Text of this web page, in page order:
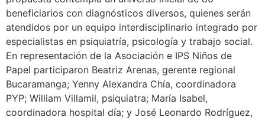
beneficiarios con diagnósticos diversos, quienes serán
atendidos por un equipo interdisciplinario integrado por
especialistas en psiquiatría, psicología y trabajo social.
En representación de la Asociación e IPS Niños de
Papel participaron Beatriz Arenas, gerente regional
Bucaramanga; Yenny Alexandra Chía, coordinadora
PYP; William Villamil, psiquiatra; María Isabel,
coordinadora hospital día; y José Leonardo Rodríguez,